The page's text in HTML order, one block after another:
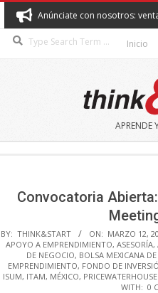
Skip
to
content
Anúnciate con nosotros:
Inicio
APRENDE
Convocatoria
BY: THINK&START ON: MARZO 12,
APOYO A EMPRENDIMIENTO, ASESORÍA,
DE NEGOCIO, BOLSA MEXICANA
EMPRENDIMIENTO, FONDO DE
ISUM, ITAM, MÉXICO,
WITH: 0